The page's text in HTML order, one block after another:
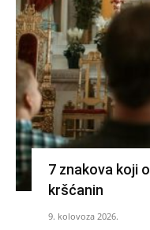
7 znakova koji
kršćanin
9. kolovoza 2026.